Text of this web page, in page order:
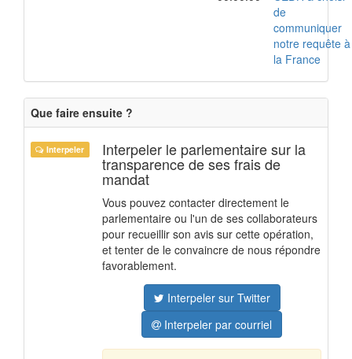
de
communiquer
notre requête à
la France
Que faire ensuite ?
Interpeler Interpeler le parlementaire sur la
transparence de ses frais de
mandat
Vous pouvez contacter directement le
parlementaire ou l'un de ses collaborateurs
pour recueillir son avis sur cette opération,
et tenter de le convaincre de nous répondre
favorablement.
Interpeler sur Twitter
Interpeler par courriel